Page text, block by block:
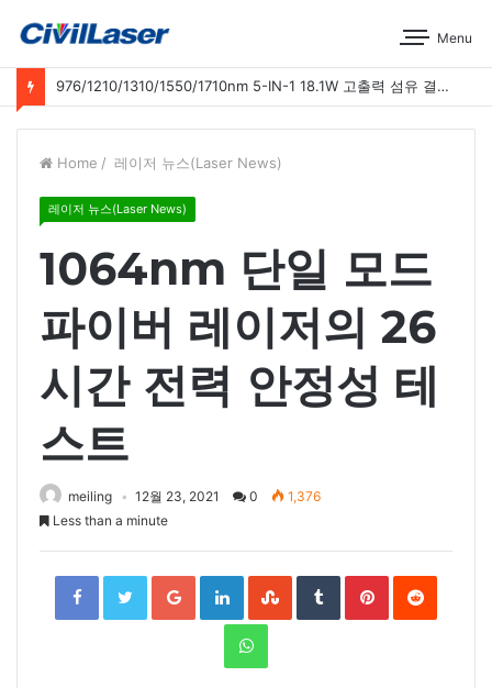
Menu
976/1210/1310/1550/1710nm 5-IN-1 18.1W 고출력 섬유 결합 레이저 운영 시연
Home / 레이저 뉴스(Laser News)
레이저 뉴스(Laser News)
1064nm 단일 모드
파이버 레이저의 26
시간 전력 안정성 테
스트
meiling 12월 23, 2021 0
1,376
Less than a minute
FacebookTwitterGoogle+LinkedInStumbleUpon
TumblrPinterestReddit
WhatsApp